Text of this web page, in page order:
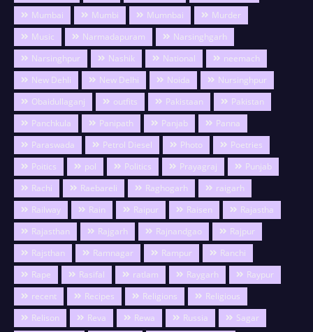
Mumbai
Mumbi Mumnbai
Murder
Music
Narmadapuram
Narsinghgarh
Narsinghpur
Nashik National
neemach
New Dehli
New Delhi Noida
Nursinghpur
Obaidullaganj
outfits Pakistaan
Pakistan
Panchkula
Panipath Panjab
Panna
Paraswada
Petrol Diesel Photo
Poetries
Poitics
pol Politics Prayagraj
Punjab
Rachi
Raebareli Raghogarh
raigarh
Railway
Rain Raipur Raisen
Rajastha
Rajasthan
Rajgarh Rajnandgao
Rajpur
Rajsthan
Ramnagar Rampur
Ranchi
Rape
Rasifal ratlam Raygarh
Raypur
recent
Recipes Religions
Religious
Relison
Reva Rewa Russia
Sagar